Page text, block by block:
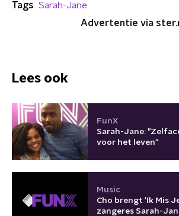
Tags Sarah-Jane
Advertentie via
Lees ook
FunX
Sarah-Jane:
voor het leven"
Music
Cho brengt 'Ik Mis
zangeres Sarah-